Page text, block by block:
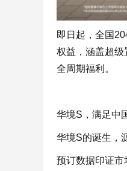
即日起，全国
权益，涵盖超
全周期福利。
华境S，满足中
华境S的诞生，
预订数据印证市